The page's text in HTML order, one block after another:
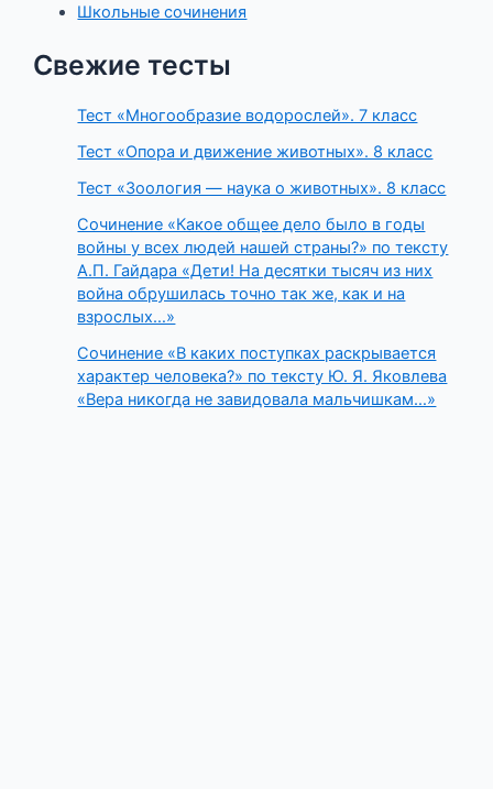
Школьные сочинения
Свежие тесты
Тест «Многообразие водорослей». 7 класс
Тест «Опора и движение животных». 8 класс
Тест «Зоология — наука о животных». 8 класс
Сочинение «Какое общее дело было в годы
войны у всех людей нашей страны?» по тексту
А.П. Гайдара «Дети! На десятки тысяч из них
война обрушилась точно так же, как и на
взрослых…»
Сочинение «В каких поступках раскрывается
характер человека?» по тексту Ю. Я. Яковлева
«Вера никогда не завидовала мальчишкам…»